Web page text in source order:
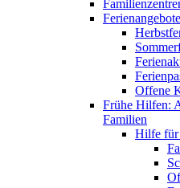
Offene
Frühe Hilfen:
Familien
Hilfe für